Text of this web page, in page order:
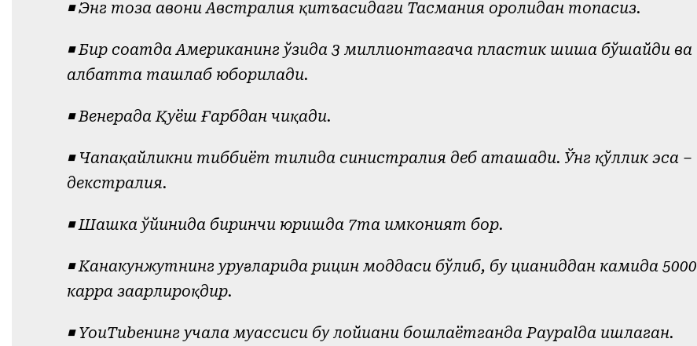
◾️ Энг тоза ҳавони Австралия қитъасидаги Тасмания оролидан топасиз.
◾️ Бир соатда Американинг ўзида 3 миллионтагача пластик шиша бўшайди ва
албатта ташлаб юборилади.
◾️ Венерада Қуёш Ғарбдан чиқади.
◾️ Чапақайликни тиббиёт тилида синистралия деб аташади. Ўнг қўллик эса –
декстралия.
◾️ Шашка ўйинида биринчи юришда 7та имконият бор.
◾️ Канакунжутнинг уруғларида рицин моддаси бўлиб, бу цианиддан камида 5000
карра заҳарлироқдир.
◾️ YouTubeнинг учала муассиси бу лойиҳани бошлаётганда Paypalда ишлаган.